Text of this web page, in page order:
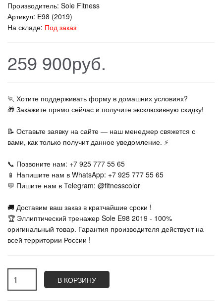
Производитель: Sole Fitness
Артикул: E98 (2019)
На складе: Под заказ
259 900руб.
🏃‍ Хотите поддерживать форму в домашних условиях?
🎁 Закажите прямо сейчас и получите эксклюзивную скидку!
📝 Оставьте заявку на сайте — наш менеджер свяжется с
вами, как только получит данное уведомление. ⚡
📞 Позвоните нам: +7 925 777 55 65
📱 Напишите нам в WhatsApp: +7 925 777 55 65
💬 Пишите нам в Telegram: @fitnesscolor
🚚 Доставим ваш заказ в кратчайшие сроки !
🏆 Эллиптический тренажер Sole E98 2019 - 100%
оригинальный товар. Гарантия производителя действует на
всей территории России !
В КОРЗИНУ